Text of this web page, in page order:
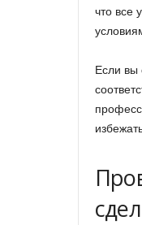
что все
Если вы